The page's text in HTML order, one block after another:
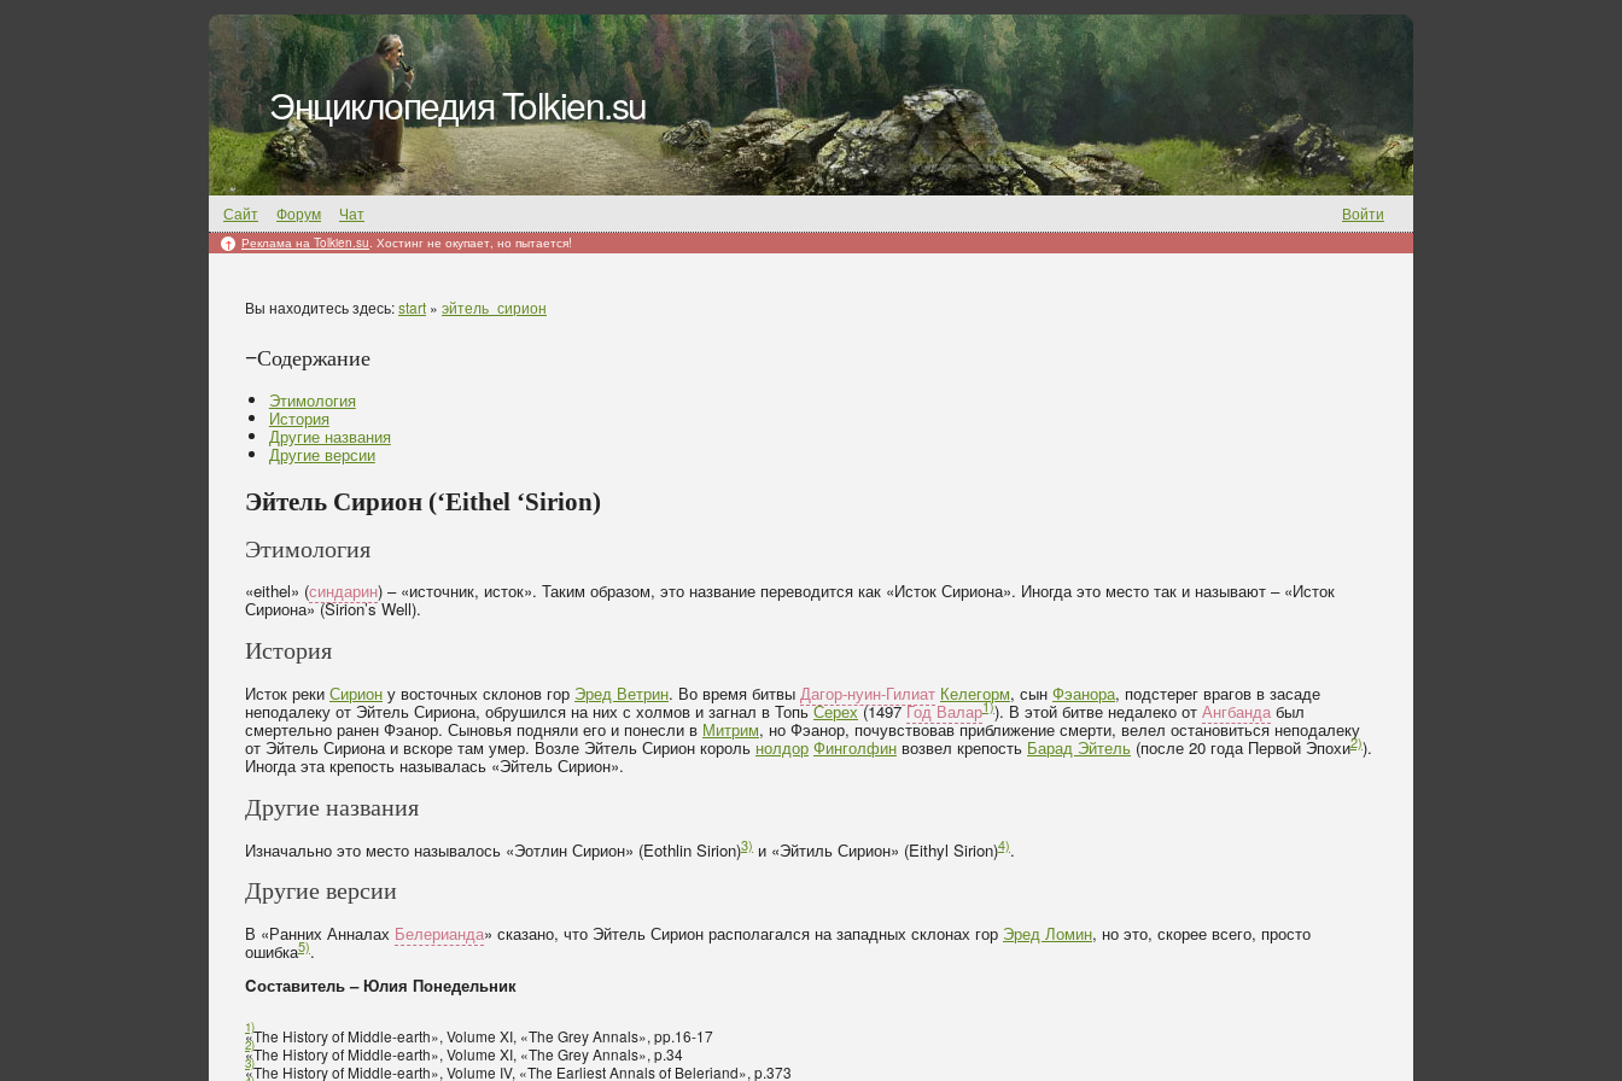
Энциклопедия Tolkien.su
Войти
Сайт Форум Чат
↑ Реклама на Tolkien.su. Хостинг не окупает, но пытается!
Вы находитесь здесь:start » эйтель_сирион
−Содержание
Этимология
История
Другие названия
Другие версии
Эйтель Сирион (‘Eithel ‘Sirion)
Этимология
«eithel» (синдарин) – «источник, исток». Таким образом, это название переводится как «Исток Сириона». Иногда это место так и называют – «Исток
Сириона» (Sirion’s Well).
История
Исток реки Сирион у восточных склонов гор Эред Ветрин. Во время битвы Дагор-нуин-Гилиат Келегорм, сын Фэанора, подстерег врагов в засаде
неподалеку от Эйтель Сириона, обрушился на них с холмов и загнал в ТопьСерех(1497Год Валар1)). В этой битве недалеко от Ангбанда был
смертельно ранен Фэанор. Сыновья подняли его и понесли в Митрим, но Фэанор, почувствовав приближение смерти, велел остановиться неподалеку
от Эйтель Сириона и вскоре там умер. Возле Эйтель Сирион король нолдор Финголфин возвел крепость Барад Эйтель (после 20 года Первой Эпохи2)).
Иногда эта крепость называлась «Эйтель Сирион».
Другие названия
Изначально это место называлось «Эотлин Сирион» (Eothlin Sirion)3) и «Эйтиль Сирион» (Eithyl Sirion)4).
Другие версии
В «Ранних Анналах Белерианда» сказано, что Эйтель Сирион располагался на западных склонах гор Эред Ломин, но это, скорее всего, просто
ошибка5).
Cоставитель – Юлия Понедельник
1)
«The History of Middle-earth», Volume XI, «The Grey Annals», pp.16-17
2)
«The History of Middle-earth», Volume XI, «The Grey Annals», p.34
3)
«The History of Middle-earth», Volume IV, «The Earliest Annals of Beleriand», p.373